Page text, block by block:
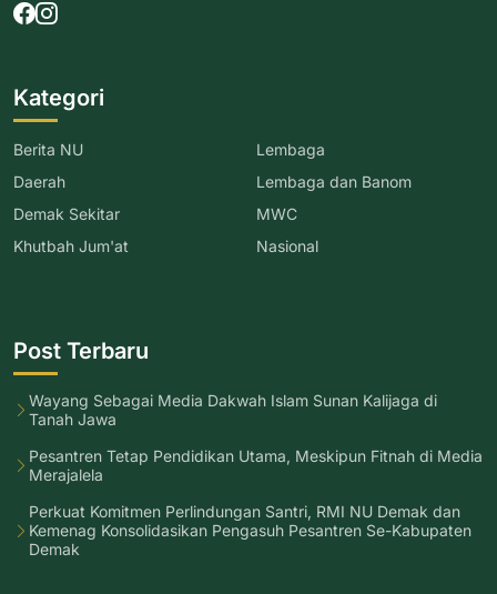
Kategori
Berita NU
Daerah
Demak Sekitar
Khutbah Jum'at
Lembaga
Lembaga dan Banom
MWC
Nasional
Post Terbaru
Wayang Sebagai Media Dakwah Islam Sunan Kalijaga di
Tanah Jawa
Pesantren Tetap Pendidikan Utama, Meskipun Fitnah di Media
Merajalela
Perkuat Komitmen Perlindungan Santri, RMI NU Demak dan
Kemenag Konsolidasikan Pengasuh Pesantren Se-Kabupaten
Demak